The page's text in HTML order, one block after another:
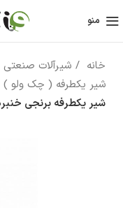
منو
خانه
شیرآلات
شیر یکطرفه ( چک ولو )
شیر یکطرفه برنجی خنبره 1 اینچ مدل 06